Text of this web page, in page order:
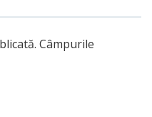
Câmpurile